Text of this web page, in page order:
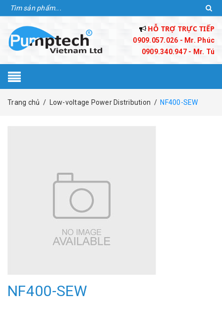
HỖ TRỢ TRỰC TIẾP
0909.057.026 - Mr. Phúc
0909.340.947 - Mr. Tú
Trang chủ / Low-voltage Power Distribution / NF400-SEW
NF400-SEW